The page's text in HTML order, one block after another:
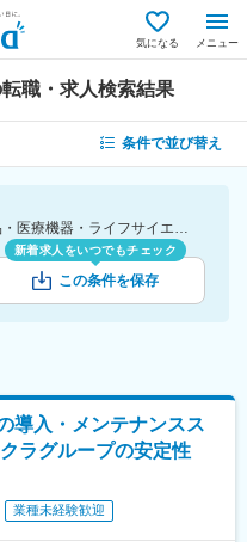
気になる メニュー
職・求人検索結果
条件で並び替え
[勤務地]岡山県 [業種]医薬品卸-医薬品・医療機器・ライフサイエンス・医療系サービス [こだわり条件ピックアップ]学歴不問 [詳細条件](募集・採用情報)学歴不問
新着求人をいつでもチェック
この条件を保存
導入・メンテナンスス
ラグループの安定性
業種未経験歓迎